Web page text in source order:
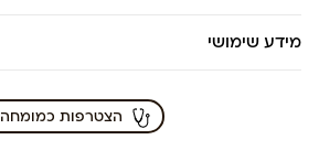
מידע שימושי
הצטרפות כמומחה